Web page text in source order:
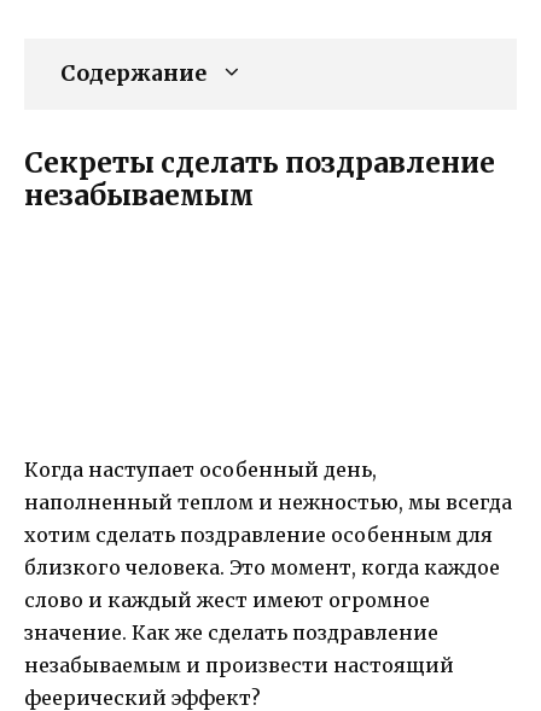
Содержание
Секреты сделать поздравление
незабываемым
Когда наступает особенный день,
наполненный теплом и нежностью, мы всегда
хотим сделать поздравление особенным для
близкого человека. Это момент, когда каждое
слово и каждый жест имеют огромное
значение. Как же сделать поздравление
незабываемым и произвести настоящий
феерический эффект?